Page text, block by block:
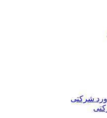
شرکتی